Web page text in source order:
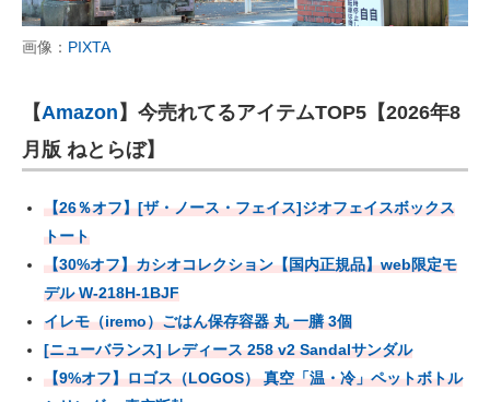
画像： PIXTA
【Amazon 】今売れてるアイテムTOP5【2026年8
月版 ねとらぼ】
【26％オフ】[ザ・ノース・フェイス]ジオフェイスボックス
トート
【30%オフ】カシオコレクション【国内正規品】web限定モ
デル W-218H-1BJF
イレモ（iremo）ごはん保存容器 丸 一膳 3個
[ニューバランス] レディース 258 v2 Sandalサンダル
【9%オフ】ロゴス（LOGOS） 真空「温・冷」ペットボトル